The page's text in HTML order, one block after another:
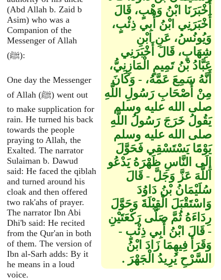
(Abd Allah b. Zaid b
Asim) who was a
Companion of the
Messenger of Allah
(ﷺ):
One day the Messenger
of Allah (ﷺ) went out
to make supplication for
rain. He turned his back
towards the people
praying to Allah, the
Exalted. The narrator
Sulaiman b. Dawud
said: He faced the qiblah
and turned around his
cloak and then offered
two rak'ahs of prayer.
The narrator Ibn Abi
Dhi'b said: He recited
from the Qur'an in both
of them. The version of
Ibn al-Sarh adds: By it
he means in a loud
voice.
أَخْبَرَنَا ابْنُ وَهْبٍ، قَالَ
أَخْبَرَنِي ابْنُ أَبِي ذِئْبٍ،
وَيُونُسُ، عَنِ ابْنِ
شِهَابٍ، قَالَ أَخْبَرَنِي
عَبَّادُ بْنُ تَمِيمٍ الْمَازِنِيُّ،
أَنَّهُ سَمِعَ عَمَّهُ، - وَكَانَ
مِنْ أَصْحَابِ رَسُولِ اللَّهِ
صلى الله عليه وسلم
يَقُولُ خَرَجَ رَسُولُ اللَّهِ
صلى الله عليه وسلم
يَوْمًا يَسْتَسْقِي فَحَوَّلَ
إِلَى النَّاسِ ظَهْرَهُ يَدْعُو
اللَّهَ عَزَّ وَجَلَّ - قَالَ
سُلَيْمَانُ بْنُ دَاوُدَ
وَاسْتَقْبَلَ الْقِبْلَةَ وَحَوَّلَ
رِدَاءَهُ ثُمَّ صَلَّى رَكْعَتَيْنِ
- قَالَ ابْنُ أَبِي ذِئْبٍ -
وَقَرَأَ فِيهِمَا زَادَ ابْنُ
السَّرْحِ يُرِيدُ الْجَهْرَ ‏.‏